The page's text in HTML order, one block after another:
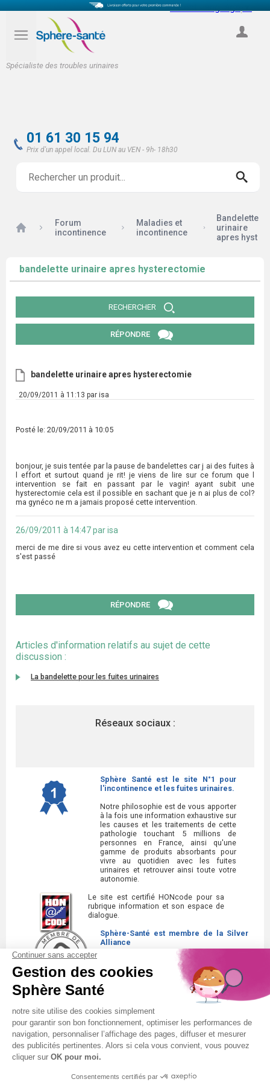
Spécialiste des troubles urinaires
Select Language
01 61 30 15 94
Prix d'un appel local. Du LUN au VEN - 9h- 18h30
Accueil
Forum
incontinence
Maladies et
incontinence
Bandelette
urinaire
apres hyst
bandelette urinaire apres hysterectomie
RECHERCHER
RÉPONDRE
bandelette urinaire apres hysterectomie
20/09/2011 à 11:13 par isa
Posté le: 20/09/2011 à 10:05
bonjour, je suis tentée par la pause de bandelettes car j ai des fuites à
l effort et surtout quand je rit! je viens de lire sur ce forum que l
intervention se fait en passant par le vagin! ayant subit une
hysterectomie cela est il possible en sachant que je n ai plus de col?
ma gynéco ne m a jamais proposé cette intervention.
26/09/2011 à 14:47 par isa
merci de me dire si vous avez eu cette intervention et comment cela
s'est passé
RÉPONDRE
Articles d'information relatifs au sujet de cette
discussion :
La bandelette pour les fuites urinaires
Réseaux sociaux :
Sphère Santé est le site N°1 pour
l'incontinence et les fuites urinaires.
Notre philosophie est de vous apporter
à la fois une information exhaustive sur
les causes et les traitements de cette
pathologie touchant 5 millions de
personnes en France, ainsi qu'une
gamme de produits absorbants pour
vivre au quotidien avec les fuites
urinaires et retrouver ainsi toute votre
autonomie.
Le site est certifié HONcode pour sa
rubrique information et son espace de
dialogue.
Sphère-Santé est membre de la Silver
Alliance
La Silver Alliance est un collectif
d'entreprises au service des seniors,
spécialisé dans le bien vieillir à domicile.